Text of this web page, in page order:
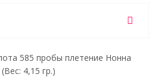
585 пробы плетение Нонна
4,15 гр.)